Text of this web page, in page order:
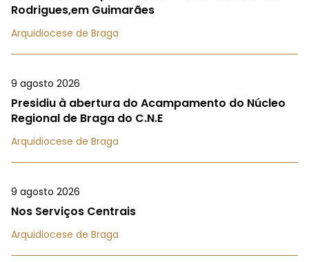
Rodrigues,em Guimarães
Arquidiocese de Braga
9 agosto 2026
Presidiu à abertura do Acampamento do Núcleo
Regional de Braga do C.N.E
Arquidiocese de Braga
9 agosto 2026
Nos Serviços Centrais
Arquidiocese de Braga